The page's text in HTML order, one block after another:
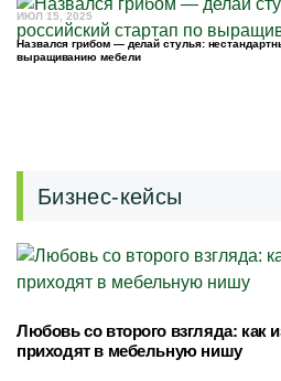
ИЮЛ 15, 2025
Назвался грибом — делай стулья:
выращиванию мебели
Бизнес-кейсы
Любовь со второго взгляда: как
приходят в мебельную нишу